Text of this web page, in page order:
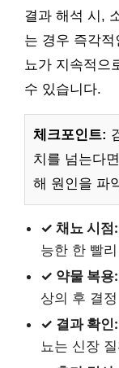
결과 해석 시,
는 경우 즉각
뇨가 지속적으
수 있습니다.
체크포인트:
치를 넘는다
해 원인을 파
✓ 채뇨 시점:
능한 한 빨
✓ 약물 복용:
상의 후 결정
✓ 결과 확인:
뇨는 신장